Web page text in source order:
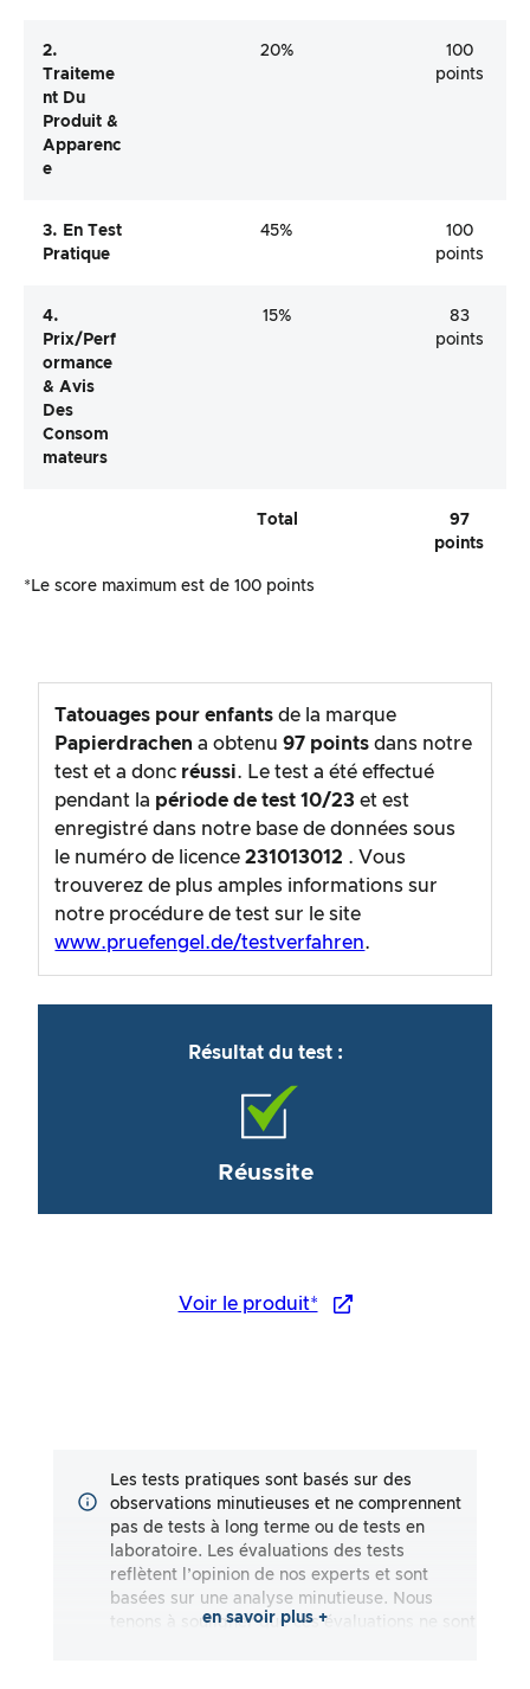
2.
Traiteme
Nt Du
Produit &
Apparenc
E
20%
100
points
3. En Test
Pratique
45%
100
points
4.
Prix/perf
Ormance
& Avis
Des
Consom
Mateurs
15%
83
points
Total
97
points
*Le score maximum est de 100 points
Tatouages pour enfants de la marque
Papierdrachen a obtenu 97 pointsdans notre
test et a donc réussi. Le test a été effectué
pendant la période de test10/23 et est
enregistré dans notre base de données sous
le numéro de licence231013012 . Vous
trouverez de plus amples informations sur
notre procédure de test sur le site
www.pruefengel.de/testverfahren.
Résultat du test :
Réussite
Voir le produit*
Les tests pratiques sont basés sur des
observations minutieuses et ne comprennent
pas de tests à long terme ou de tests en
laboratoire. Les évaluations des tests
reflètent l’opinion de nos experts et sont
basées sur une analyse minutieuse. Nous
tenons à souligner que ces évaluations ne sont
en savoir plus +